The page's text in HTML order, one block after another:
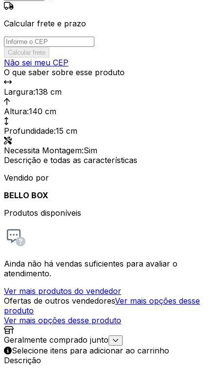
Calcular frete e prazo
Calcular frete
Não sei meu CEP
O que saber sobre esse produto
Largura:138 cm
Altura:140 cm
Profundidade:15 cm
Necessita Montagem:Sim
Descrição e todas as características
Vendido por
BELLO BOX
Produtos disponíveis
Ainda não há vendas suficientes para avaliar o
atendimento.
Ver mais produtos do vendedor
Ofertas de outros vendedoresVer mais opções desse
produto
Ver mais opções desse produto
Geralmente comprado junto
Selecione itens para adicionar ao carrinho
Descrição